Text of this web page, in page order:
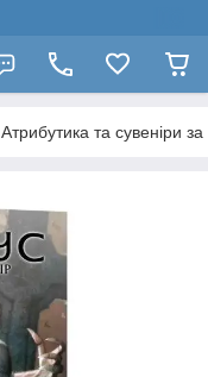
Атрибутика та сувеніри